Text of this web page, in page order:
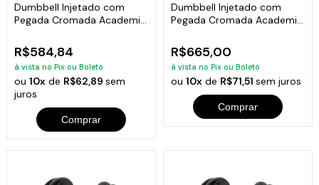
Dumbbell Injetado com
Pegada Cromada Academia
R$584,84
à vista no Pix ou Boleto
ou10x de R$62,89sem
juros
Comprar
Dumbbell Injetado com
Pegada Cromada Academia
R$665,00
à vista no Pix ou Boleto
ou 10xde R$71,51 sem juros
Comprar